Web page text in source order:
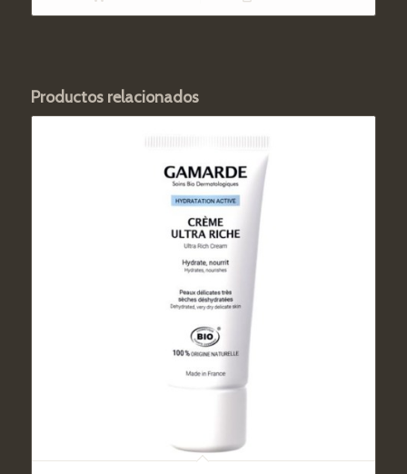
Productos relacionados